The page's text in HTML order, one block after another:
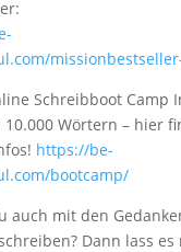
Schreibboot Camp
10.000 Wörtern – hier
https://be-
bootcamp/
auch mit den
Dann lass es